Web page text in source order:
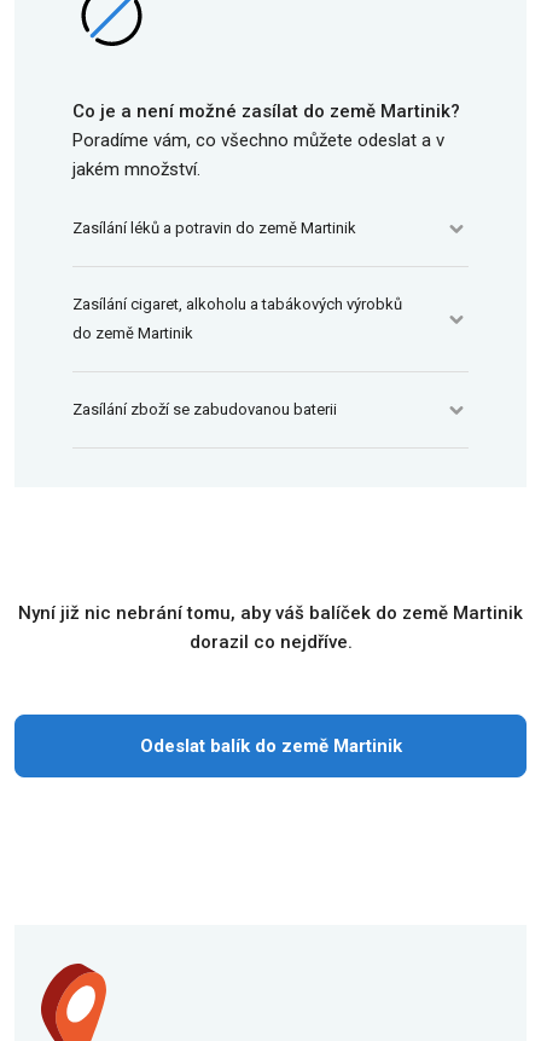
Co je a není možné zasílat do země Martinik?
Poradíme vám, co všechno můžete odeslat a v
jakém množství.
Zasílání léků a potravin do země Martinik
Zasílání cigaret, alkoholu a tabákových výrobků
do země Martinik
Zasílání zboží se zabudovanou baterii
Nyní již nic nebrání tomu, aby váš balíček do země Martinik
dorazil co nejdříve.
Odeslat balík do země Martinik